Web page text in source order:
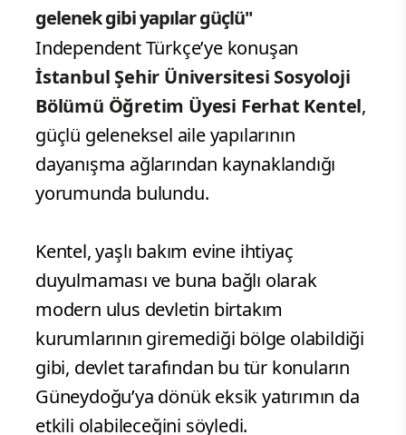
gelenek gibi yapılar güçlü"
Independent Türkçe’ye konuşan
İstanbul Şehir Üniversitesi Sosyoloji
Bölümü Öğretim Üyesi Ferhat Kentel,
güçlü geleneksel aile yapılarının
dayanışma ağlarından kaynaklandığı
yorumunda bulundu.
Kentel, yaşlı bakım evine ihtiyaç
duyulmaması ve buna bağlı olarak
modern ulus devletin birtakım
kurumlarının giremediği bölge olabildiği
gibi, devlet tarafından bu tür konuların
Güneydoğu’ya dönük eksik yatırımın da
etkili olabileceğini söyledi.